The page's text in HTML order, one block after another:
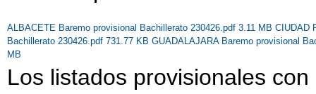
ALBACETE Baremo provisional Bachillerato 230426.pdf 3.11 MB CIUDAD
Bachillerato 230426.pdf 731.77 KB GUADALAJARA Baremo provisional
MB
Los listados provisionales